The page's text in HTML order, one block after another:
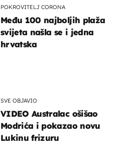
SVE OBJAVIO
VIDEO Australac ošišao
Modrića i pokazao novu
Lukinu frizuru
POKROVITELJ CORONA
Među 100 najboljih plaža
svijeta našla se i jedna
hrvatska